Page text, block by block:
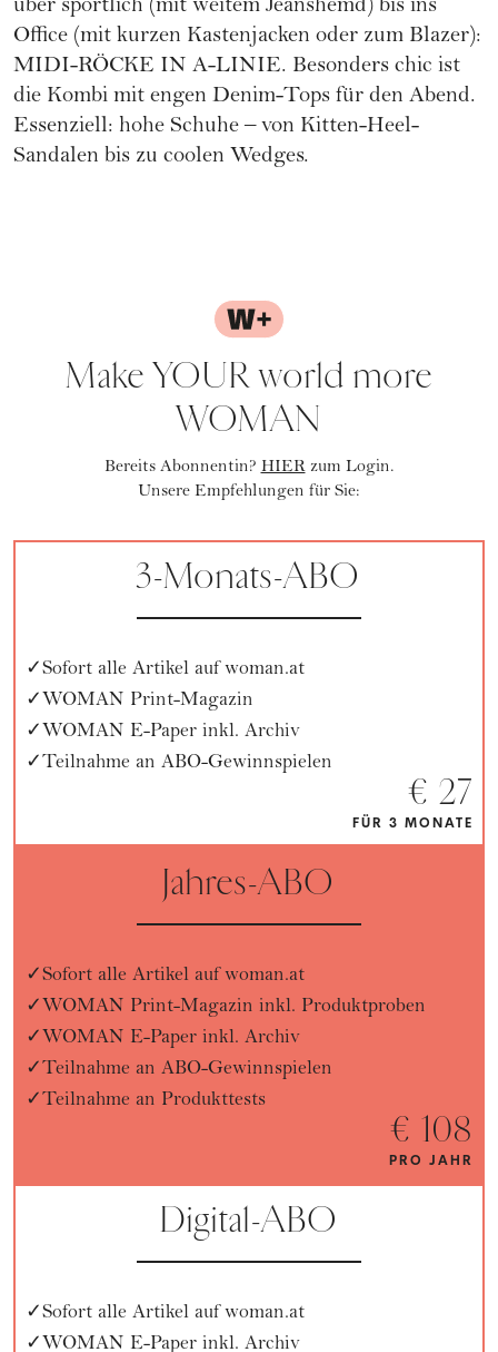
über sportlich (mit weitem Jeanshemd) bis ins
Office (mit kurzen Kastenjacken oder zum Blazer):
MIDI-RÖCKE IN A-LINIE. Besonders chic ist
die Kombi mit engen Denim-Tops für den Abend.
Essenziell: hohe Schuhe – von Kitten-Heel-
Sandalen bis zu coolen Wedges.
Make YOUR world more
WOMAN
Bereits Abonnentin? HIERzum Login.
Unsere Empfehlungen für Sie:
3-Monats-ABO
Sofort alle Artikel auf woman.at
WOMAN Print-Magazin
WOMAN E-Paper inkl. Archiv
Teilnahme an ABO-Gewinnspielen
€ 27
FÜR 3 MONATE
Jahres-ABO
Sofort alle Artikel auf woman.at
WOMAN Print-Magazin inkl. Produktproben
WOMAN E-Paper inkl. Archiv
Teilnahme an ABO-Gewinnspielen
Teilnahme an Produkttests
€ 108
PRO JAHR
Digital-ABO
Sofort alle Artikel auf woman.at
WOMAN E-Paper inkl. Archiv